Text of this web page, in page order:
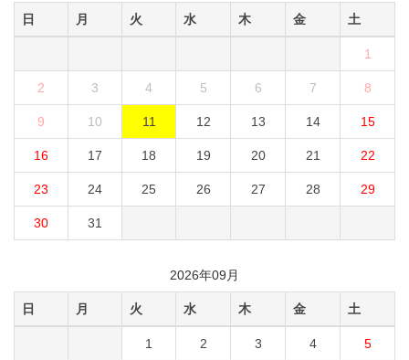
日 月 火 水 木 金 土
1
2 3 4 5 6 7 8
9 10 11 12 13 14 15
16 17 18 19 20 21 22
23 24 25 26 27 28 29
30 31
2026年09月
日 月 火 水 木 金 土
1 2 3 4 5